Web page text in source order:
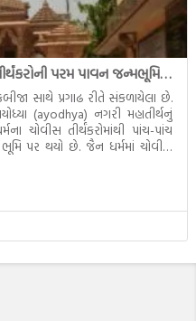
ઓગણીસ કલ્યાણકો ધરાવતી પાંચ તીર્થંકરોની પરમ પાવન જન્મભૂમિ – અયોધ્યા (Ayodhya)
સાથે પ્રગાઢ રીતે સંકળાયેલા છે.
(ayodhya) નગરી મહાતીર્થનું
ચોવીસ તીર્થંકરોમાંથી પાંચ-પાંચ
પર થયો છે. જૈન ધર્મમાં ચોવીસ
અહીં આવ્યાં છે. દરેક તીર્થંકરના